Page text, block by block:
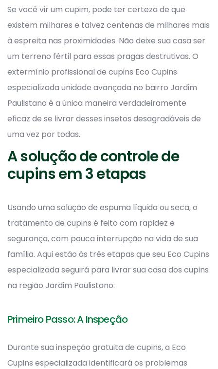
Se você vir um cupim, pode ter certeza de que
existem milhares e talvez centenas de milhares mais
à espreita nas proximidades. Não deixe sua casa ser
um terreno fértil para essas pragas destrutivas. O
extermínio profissional de cupins Eco Cupins
especializada unidade avançada no bairro Jardim
Paulistano é a única maneira verdadeiramente
eficaz de se livrar desses insetos desagradáveis de
uma vez por todas.
A solução de controle de
cupins em 3 etapas
Usando uma solução de espuma líquida ou seca, o
tratamento de cupins é feito com rapidez e
segurança, com pouca interrupção na vida de sua
família. Aqui estão às três etapas que seu Eco Cupins
especializada seguirá para livrar sua casa dos cupins
na região Jardim Paulistano:
Primeiro Passo: A Inspeção
Durante sua inspeção gratuita de cupins, a Eco
Cupins especializada identificará os problemas